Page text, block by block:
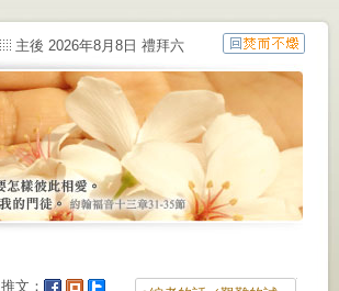
主後 2026年8月8日 禮拜六
推文：